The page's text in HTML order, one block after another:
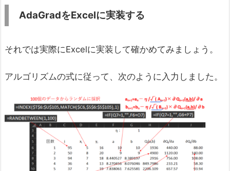
AdaGradをExcelに実装する
それでは実際にExcelに実装して確かめてみましょう。
アルゴリズムの式に従って、次のように入力しました。